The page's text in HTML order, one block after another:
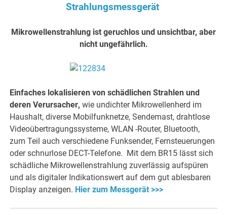
Strahlungsmessgerät
Mikrowellenstrahlung ist geruchlos und unsichtbar, aber
nicht ungefährlich.
Einfaches lokalisieren von schädlichen Strahlen und
deren Verursacher, wie undichter Mikrowellenherd im
Haushalt, diverse Mobilfunknetze, Sendemast, drahtlose
Videoübertragungssysteme, WLAN -Router, Bluetooth,
zum Teil auch verschiedene Funksender, Fernsteuerungen
oder schnurlose DECT-Telefone. Mit dem BR15 lässt sich
schädliche Mikrowellenstrahlung zuverlässig aufspüren
und als digitaler Indikationswert auf dem gut ablesbaren
Display anzeigen. Hier zum Messgerät >>>